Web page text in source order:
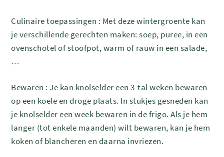
Culinaire toepassingen : Met deze wintergroente kan
je verschillende gerechten maken: soep, puree, in een
ovenschotel of stoofpot, warm of rauw in een salade,
…
Bewaren : Je kan knolselder een 3-tal weken bewaren
op een koele en droge plaats. In stukjes gesneden kan
je knolselder een week bewaren in de frigo. Als je hem
langer (tot enkele maanden) wilt bewaren, kan je hem
koken of blancheren en daarna invriezen.